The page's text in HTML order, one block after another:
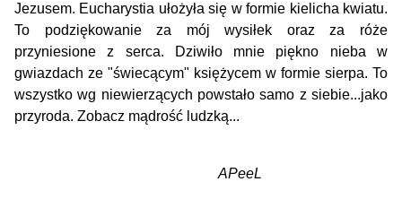
Jezusem. Eucharystia ułożyła się w formie kielicha kwiatu.
To podziękowanie za mój wysiłek oraz za róże
przyniesione z serca. Dziwiło mnie piękno nieba w
gwiazdach ze "świecącym" księżycem w formie sierpa. To
wszystko wg niewierzących powstało samo z siebie...jako
przyroda. Zobacz mądrość ludzką...
APeeL